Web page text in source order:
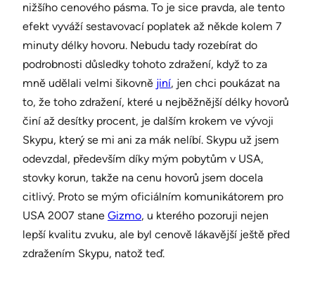
nižšího cenového pásma. To je sice pravda, ale tento
efekt vyváží sestavovací poplatek až někde kolem 7
minuty délky hovoru. Nebudu tady rozebírat do
podrobnosti důsledky tohoto zdražení, když to za
mně udělali velmi šikovně jiní, jen chci poukázat na
to, že toho zdražení, které u nejběžnější délky hovorů
činí až desítky procent, je dalším krokem ve vývoji
Skypu, který se mi ani za mák nelíbí. Skypu už jsem
odevzdal, především díky mým pobytům v USA,
stovky korun, takže na cenu hovorů jsem docela
citlivý. Proto se mým oficiálním komunikátorem pro
USA 2007 stane Gizmo, u kterého pozoruji nejen
lepší kvalitu zvuku, ale byl cenově lákavější ještě před
zdražením Skypu, natož teď.